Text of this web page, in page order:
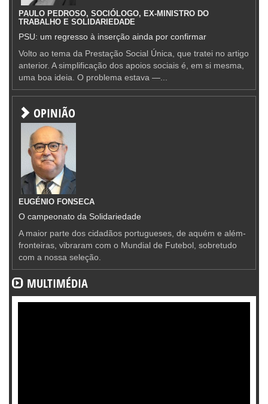
PAULO PEDROSO, SOCIÓLOGO, EX-MINISTRO DO
TRABALHO E SOLIDARIEDADE
PSU: um regresso à inserção ainda por confirmar
Volto ao tema da Prestação Social Única, que tratei no artigo
anterior. A simplificação dos apoios sociais é, em si mesma,
uma boa ideia. O problema estava —...
OPINIÃO
EUGÉNIO FONSECA
O campeonato da Solidariedade
A maior parte dos cidadãos portugueses, de aquém e além-
fronteiras, vibraram com o Mundial de Futebol, sobretudo
com a nossa seleção.
MULTIMÉDIA